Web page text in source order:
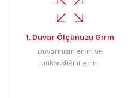
1. Duvar Ölçünüzü Girin
Duvarınızın enini ve
yüksekliğini girin.